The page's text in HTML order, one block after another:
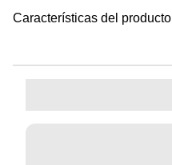
Características del producto